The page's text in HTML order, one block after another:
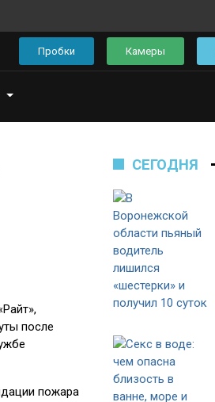
Пробки Камеры
после
пожара
СЕГОДНЯ